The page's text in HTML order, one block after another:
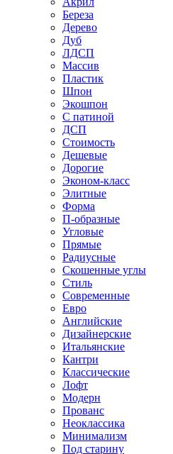
Береза
Дерево
Дуб
ЛДСП
Массив
Пластик
Шпон
Экошпон
С патиной
ДСП
Стоимость
Дешевые
Дорогие
Эконом-класс
Элитные
Форма
П-образные
Угловые
Прямые
Радиусные
Скошенные углы
Стиль
Современные
Евро
Английские
Дизайнерские
Итальянские
Кантри
Классические
Лофт
Модерн
Прованс
Неоклассика
Минимализм
Под старину